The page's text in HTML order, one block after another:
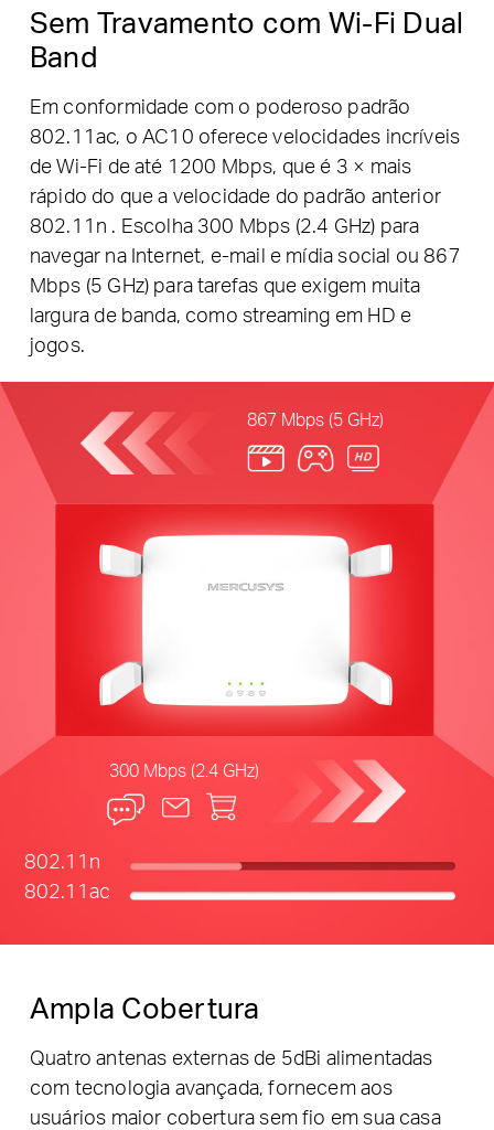
Sem Travamento com Wi-Fi Dual
Band
Em conformidade com o poderoso padrão
802.11ac, o AC10 oferece velocidades incríveis
de Wi-Fi de até 1200 Mbps, que é 3 × mais
rápido do que a velocidade do padrão anterior
802.11n . Escolha 300 Mbps (2.4 GHz) para
navegar na Internet, e-mail e mídia social ou 867
Mbps (5 GHz) para tarefas que exigem muita
largura de banda, como streaming em HD e
jogos.
867 Mbps (5 GHz)
300 Mbps (2.4 GHz)
802.11n
802.11ac
Ampla Cobertura
Quatro antenas externas de 5dBi alimentadas
com tecnologia avançada, fornecem aos
usuários maior cobertura sem fio em sua casa